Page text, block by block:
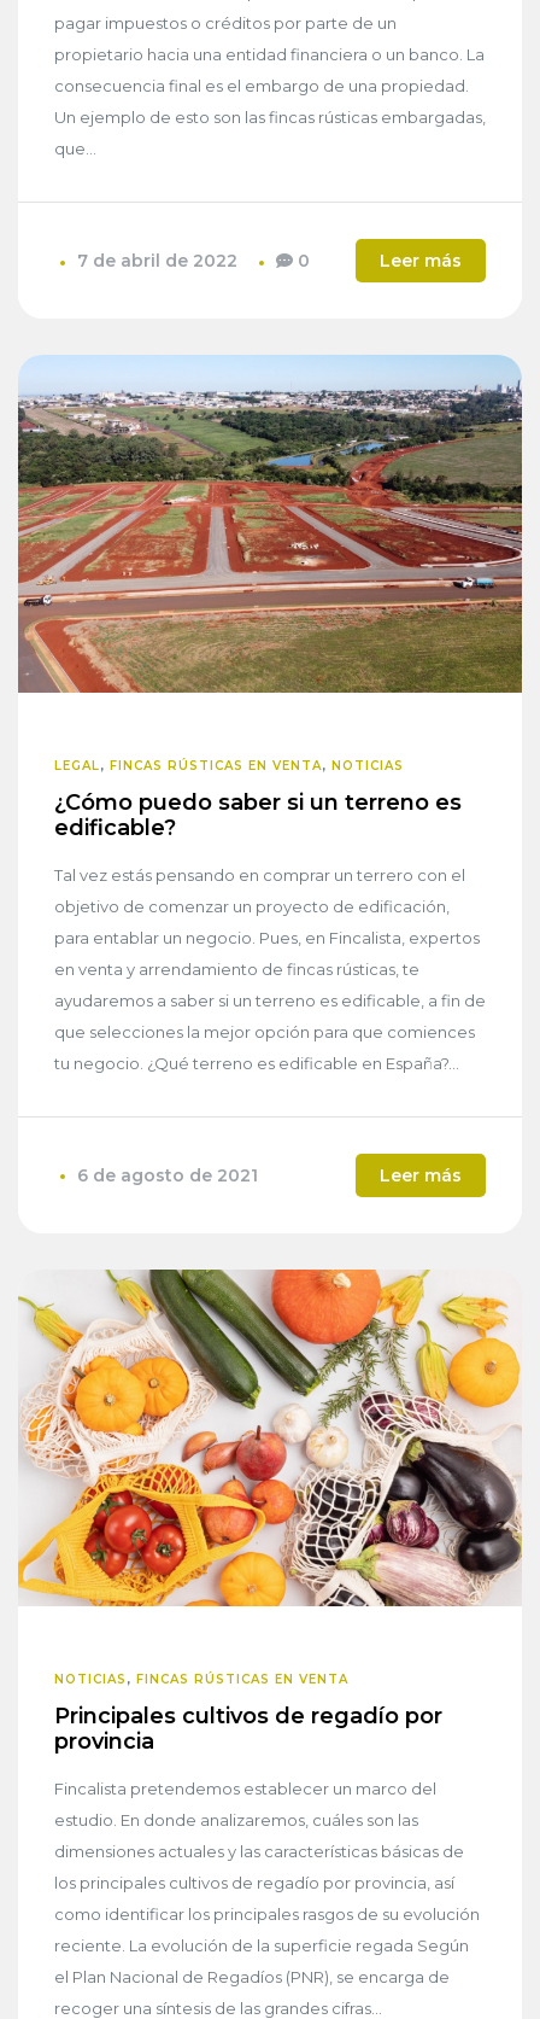
pagar impuestos o créditos por parte de un
propietario hacia una entidad financiera o un banco. La
consecuencia final es el embargo de una propiedad.
Un ejemplo de esto son las fincas rústicas embargadas,
que...
7 de abril de 2022 0 Leer más
LEGAL, FINCAS RÚSTICAS EN VENTA, NOTICIAS
¿Cómo puedo saber si un terreno es
edificable?
Tal vez estás pensando en comprar un terrero con el
objetivo de comenzar un proyecto de edificación,
para entablar un negocio. Pues, en Fincalista, expertos
en venta y arrendamiento de fincas rústicas, te
ayudaremos a saber si un terreno es edificable, a fin de
que selecciones la mejor opción para que comiences
tu negocio. ¿Qué terreno es edificable en España?...
6 de agosto de 2021 Leer más
NOTICIAS , FINCAS RÚSTICAS EN VENTA
Principales cultivos de regadío por
provincia
Fincalista pretendemos establecer un marco del
estudio. En donde analizaremos, cuáles son las
dimensiones actuales y las características básicas de
los principales cultivos de regadío por provincia, así
como identificar los principales rasgos de su evolución
reciente. La evolución de la superficie regada Según
el Plan Nacional de Regadíos (PNR), se encarga de
recoger una síntesis de las grandes cifras...